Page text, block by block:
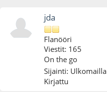
jda
Flanööri
Viestit: 165
On the go
Sijainti: Ulkomailla
Kirjattu